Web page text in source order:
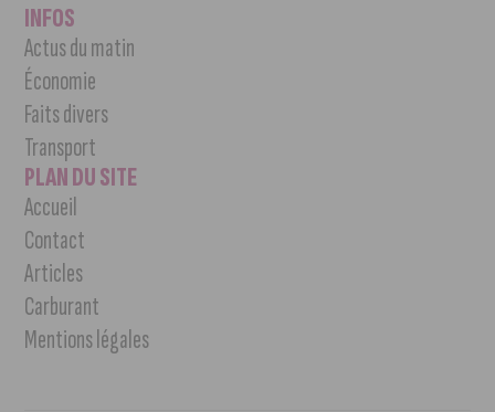
INFOS
Actus du matin
Économie
Faits divers
Transport
PLAN DU SITE
Accueil
Contact
Articles
Carburant
Mentions légales